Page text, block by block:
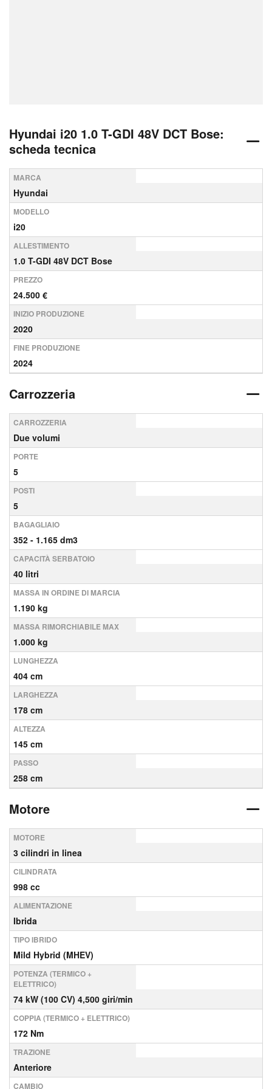
Hyundai i20 1.0 T-GDI 48V DCT Bose:
scheda tecnica
MARCA
Hyundai
MODELLO
i20
ALLESTIMENTO
1.0 T-GDI 48V DCT Bose
PREZZO
24.500 €
INIZIO PRODUZIONE
2020
FINE PRODUZIONE
2024
Carrozzeria
CARROZZERIA
Due volumi
PORTE
5
POSTI
5
BAGAGLIAIO
352 - 1.165 dm3
CAPACITÀ SERBATOIO
40 litri
MASSA IN ORDINE DI MARCIA
1.190 kg
MASSA RIMORCHIABILE MAX
1.000 kg
LUNGHEZZA
404 cm
LARGHEZZA
178 cm
ALTEZZA
145 cm
PASSO
258 cm
Motore
MOTORE
3 cilindri in linea
CILINDRATA
998 cc
ALIMENTAZIONE
Ibrida
TIPO IBRIDO
Mild Hybrid (MHEV)
POTENZA (TERMICO +
ELETTRICO)
74 kW (100 CV) 4,500 giri/min
COPPIA (TERMICO + ELETTRICO)
172 Nm
TRAZIONE
Anteriore
CAMBIO